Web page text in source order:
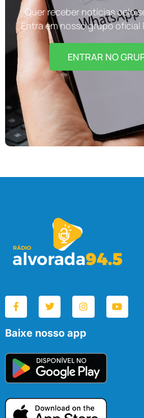
Quer receber notícias pelo
Entra em nosso grupo oficial
ENTRAR NO
Baixe nosso app